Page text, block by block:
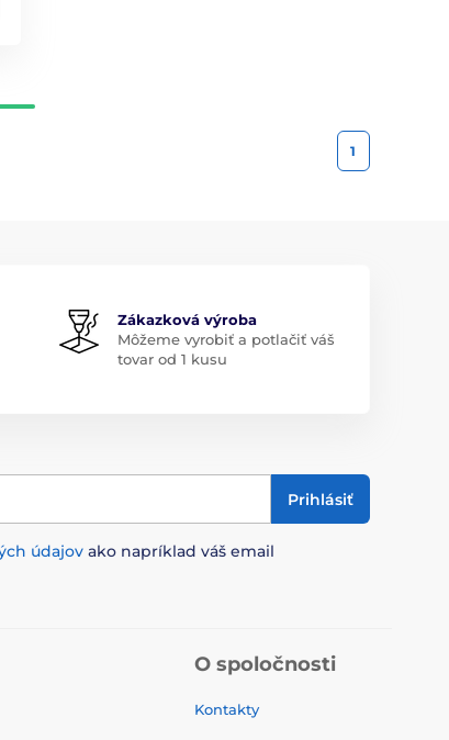
1
Zákazková výroba
Môžeme vyrobiť a potlačiť váš
tovar od 1 kusu
Prihlásiť
údajov ako napríklad váš email
O spoločnosti
Kontakty